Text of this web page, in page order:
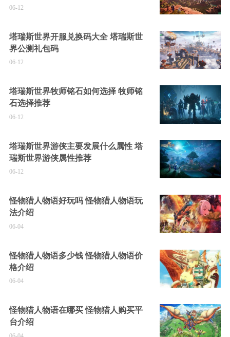
06-12
塔瑞斯世界开服兑换码大全 塔瑞斯世
界公测礼包码
06-12
塔瑞斯世界牧师铭石如何选择 牧师铭
石选择推荐
06-12
塔瑞斯世界游侠主要发展什么属性 塔
瑞斯世界游侠属性推荐
06-12
怪物猎人物语好玩吗 怪物猎人物语玩
法介绍
06-04
怪物猎人物语多少钱 怪物猎人物语价
格介绍
06-04
怪物猎人物语在哪买 怪物猎人购买平
台介绍